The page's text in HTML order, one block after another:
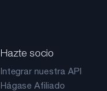
Hazte socio
Integrar nuestra API
Hágase Afiliado